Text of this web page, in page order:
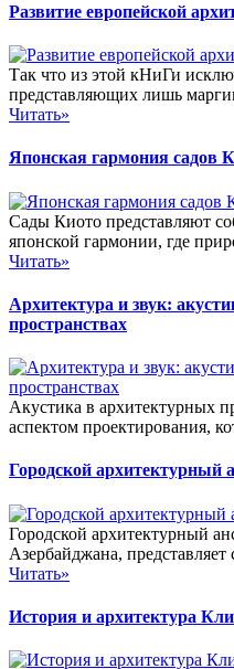
Развитие европейской
Так что из этой кНиГи
представляющих лишь
Читать»
Японская гармония садов
Сады Киото представляют
японской гармонии, где
Читать»
Архитектура и звук:
пространствах
Акустика в архитектурных
аспектом проектирования,
Городской архитектурный
Городской архитектурный
Азербайджана, представляет
Читать»
История и архитектура